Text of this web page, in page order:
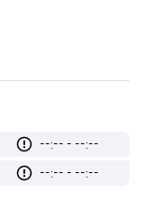
--:-- - --:--
--:-- - --:--